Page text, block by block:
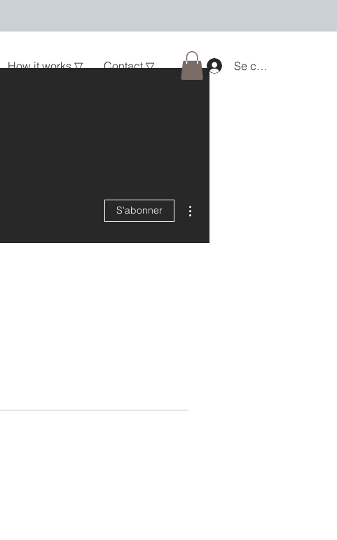
How it works ▽ Contact ▽ Se connecter
S'abonner